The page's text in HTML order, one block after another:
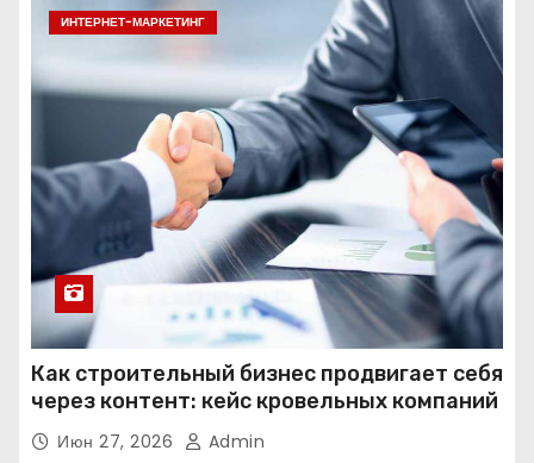
ИНТЕРНЕТ-МАРКЕТИНГ
Как строительный бизнес продвигает себя
через контент: кейс кровельных компаний
Июн 27, 2026 Admin